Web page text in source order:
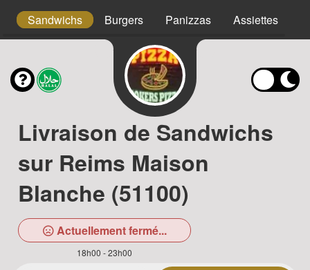
Sandwichs Burgers Panizzas Assiettes
Livraison de Sandwichs
sur Reims Maison
Blanche (51100)
Actuellement fermé...
18h00 - 23h00